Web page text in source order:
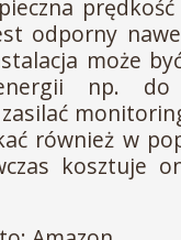
odporny
może
np. do
również w
kosztuje